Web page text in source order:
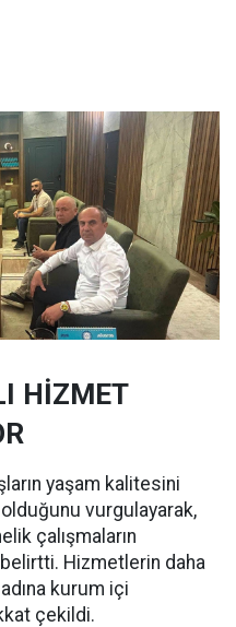
HİZMET
yaşam kalitesini
vurgulayarak,
çalışmaların
Hizmetlerin daha
kurum içi
çekildi.